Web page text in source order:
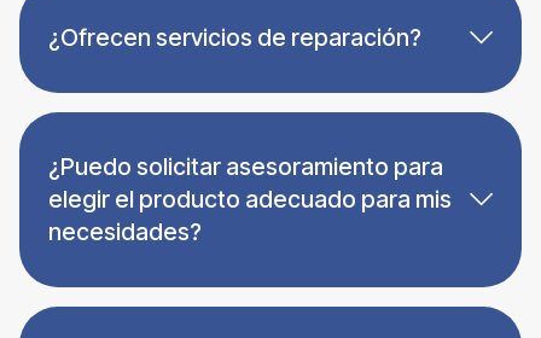
¿Ofrecen servicios de reparación?
¿Puedo solicitar asesoramiento para
elegir el producto adecuado para mis
necesidades?